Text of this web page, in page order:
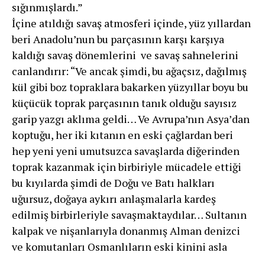
sığınmışlardı.”
İçine atıldığı savaş atmosferi içinde, yüz yıllardan
beri Anadolu’nun bu parçasının karşı karşıya
kaldığı savaş dönemlerini ve savaş sahnelerini
canlandırır: “Ve an­cak şimdi, bu ağaçsız, dağılmış
kül gibi boz topraklara bakarken yüzyıllar boyu bu
küçücük toprak parçasının tanık olduğu sayısız
garip yazgı aklıma geldi… Ve Avrupa’nın As­ya’dan
koptuğu, her iki kıtanın en eski çağlardan beri
hep yeni yeni umutsuzca savaşlarda diğerinden
toprak kazanmak için birbiriyle mücadele ettiği
bu kıyılarda şimdi de Doğu ve Batı halkları
uğursuz, doğaya aykırı anlaşmalarla kardeş
edilmiş birbirleriyle savaşmaktay­dılar… Sultanın
kalpak ve nişanlarıyla donanmış Alman denizci
ve komutanları Osman­lıların eski kinini asla